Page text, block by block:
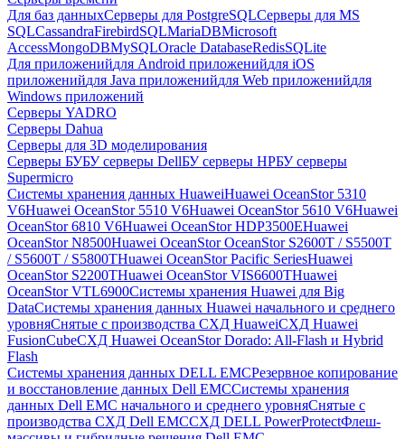
Для баз данныхСерверы для PostgreSQLСерверы для MS
SQLCassandraFirebirdSQLMariaDBMicrosoft
AccessMongoDBMySQLOracle DatabaseRedisSQLite
Для приложенийдля Android приложенийдля iOS
приложенийдля Java приложенийдля Web приложенийдля
Windows приложений
Серверы YADRO
Серверы Dahua
Серверы для 3D моделирования
Серверы БУБУ серверы DellБУ серверы HPБУ серверы
Supermicro
Системы хранения данных HuaweiHuawei OceanStor 5310
V6Huawei OceanStor 5510 V6Huawei OceanStor 5610 V6Huawei
OceanStor 6810 V6Huawei OceanStor HDP3500EHuawei
OceanStor N8500Huawei OceanStor OceanStor S2600T / S5500T
/ S5600T / S5800THuawei OceanStor Pacific SeriesHuawei
OceanStor S2200THuawei OceanStor VIS6600THuawei
OceanStor VTL6900Системы хранения Huawei для Big
DataСистемы хранения данных Huawei начального и среднего
уровняСнятые с производства СХД HuaweiСХД Huawei
FusionCubeСХД Huawei OceanStor Dorado: All-Flash и Hybrid
Flash
Системы хранения данных DELL EMCРезервное копирование
и восстановление данных Dell EMCСистемы хранения
данных Dell EMC начального и среднего уровняСнятые с
производства СХД Dell EMCСХД DELL PowerProtectФлеш-